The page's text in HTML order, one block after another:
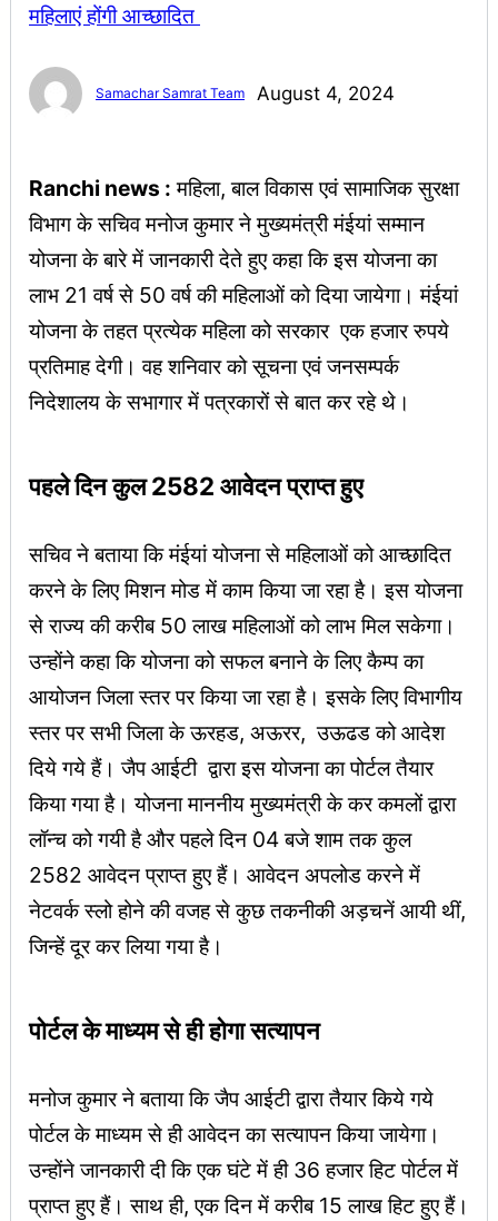
Samachar Samrat Team August 4, 2024
Ranchi news : महिला, बाल विकास एवं सामाजिक सुरक्षा
विभाग के सचिव मनोज कुमार ने मुख्यमंत्री मंईयां सम्मान
योजना के बारे में जानकारी देते हुए कहा कि इस योजना का
लाभ 21 वर्ष से 50 वर्ष की महिलाओं को दिया जायेगा। मंईयां
योजना के तहत प्रत्येक महिला को सरकार एक हजार रुपये
प्रतिमाह देगी। वह शनिवार को सूचना एवं जनसम्पर्क
निदेशालय के सभागार में पत्रकारों से बात कर रहे थे।
पहले दिन कुल 2582 आवेदन प्राप्त हुए
सचिव ने बताया कि मंईयां योजना से महिलाओं को आच्छादित
करने के लिए मिशन मोड में काम किया जा रहा है। इस योजना
से राज्य की करीब 50 लाख महिलाओं को लाभ मिल सकेगा।
उन्होंने कहा कि योजना को सफल बनाने के लिए कैम्प का
आयोजन जिला स्तर पर किया जा रहा है। इसके लिए विभागीय
स्तर पर सभी जिला के ऊरहड, अऊरर, उऊढड को आदेश
दिये गये हैं। जैप आईटी द्वारा इस योजना का पोर्टल तैयार
किया गया है। योजना माननीय मुख्यमंत्री के कर कमलों द्वारा
लॉन्च को गयी है और पहले दिन 04 बजे शाम तक कुल
2582 आवेदन प्राप्त हुए हैं। आवेदन अपलोड करने में
नेटवर्क स्लो होने की वजह से कुछ तकनीकी अड़चनें आयी थीं,
जिन्हें दूर कर लिया गया है।
पोर्टल के माध्यम से ही होगा सत्यापन
मनोज कुमार ने बताया कि जैप आईटी द्वारा तैयार किये गये
पोर्टल के माध्यम से ही आवेदन का सत्यापन किया जायेगा।
उन्होंने जानकारी दी कि एक घंटे में ही 36 हजार हिट पोर्टल में
प्राप्त हुए हैं। साथ ही, एक दिन में करीब 15 लाख हिट हुए हैं।